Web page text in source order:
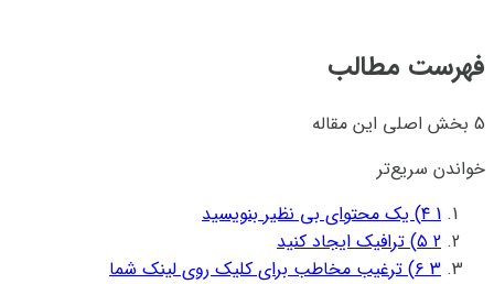
فهرست مطالب
5 بخش اصلی این مقاله
خواندن سریع‌تر
1 ۴)‌ یک محتوای بی نظیر بنویسید
2 ۵) ترافیک ایجاد کنید
3 ۶) ترغیب مخاطب برای کلیک روی لینک شما